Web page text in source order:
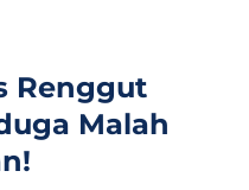
Renggut
Malah